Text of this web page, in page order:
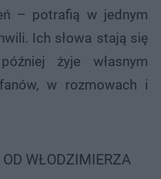
– potrafią w jednym
Ich słowa stają się
żyje własnym
w rozmowach i
WŁODZIMIERZA